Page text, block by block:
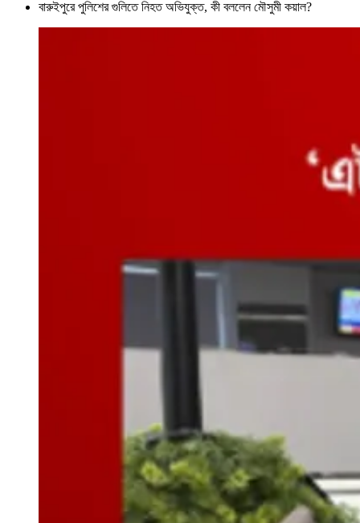
বারুইপুরে পুলিশের গুলিতে নিহত অভিযুক্ত, কী বললেন মৌসুমী কয়াল?